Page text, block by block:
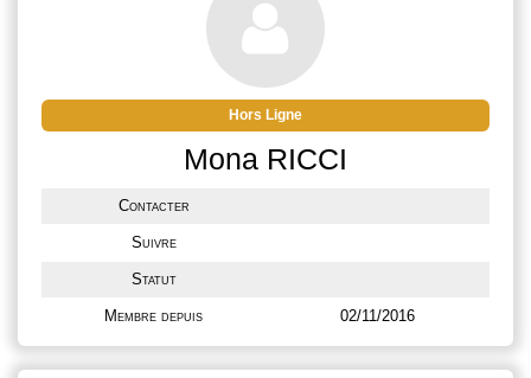
Capu Seninu propose 20 appartements du
studio au T3, entièrement rénovés en 2015.
Hors Ligne
Mona RICCI
Contacter
Suivre
Statut
Membre depuis 02/11/2016